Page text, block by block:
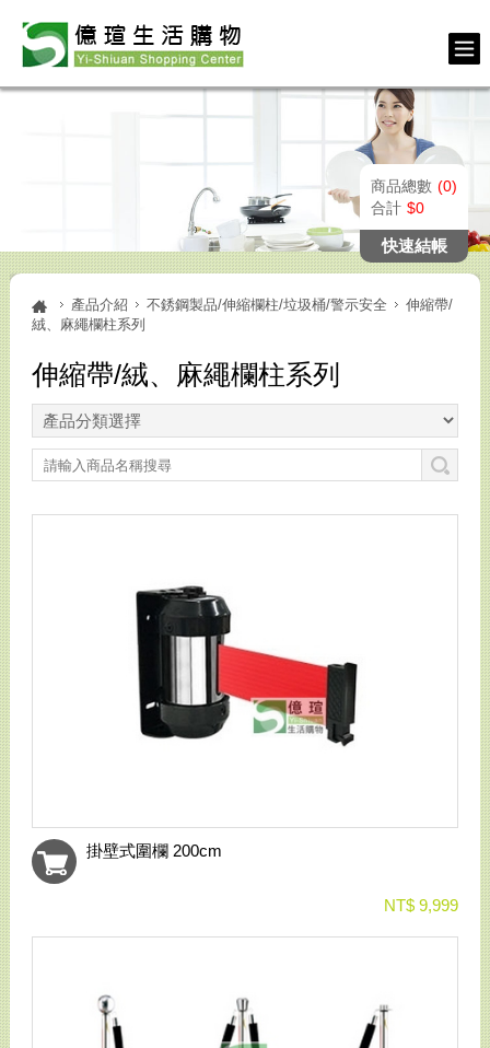
商品總數
0
合計
0
快速結帳
產品介紹 不銹鋼製品/伸縮欄柱/垃圾桶/警示安全
伸縮帶/
絨、麻繩欄柱系列
伸縮帶/絨、麻繩欄柱系列
掛壁式圍欄 200cm
NT$ 9,999